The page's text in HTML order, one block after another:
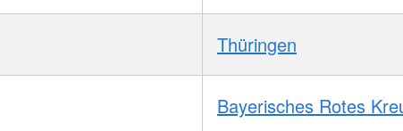
Thüringen
Bayerisches Rotes